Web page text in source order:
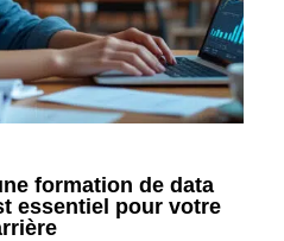
formation de data
essentiel pour votre